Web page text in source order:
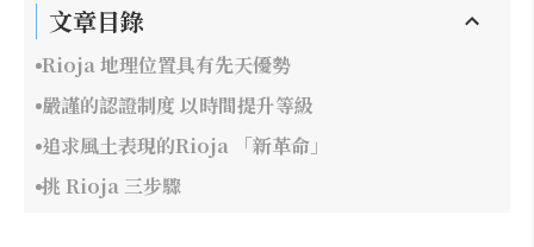
文章目錄
Rioja 地理位置具有先天優勢
嚴謹的認證制度 以時間提升等級
追求風土表現的Rioja 「新革命」
挑 Rioja 三步驟